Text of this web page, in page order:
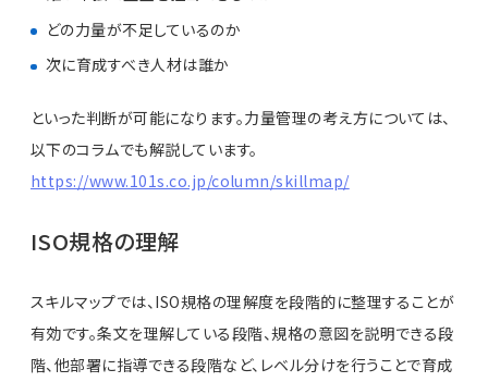
どの力量が不足しているのか
次に育成すべき人材は誰か
といった判断が可能になります。力量管理の考え方については、
以下のコラムでも解説しています。
https://www.101s.co.jp/column/skillmap/
ISO規格の理解
スキルマップでは、ISO規格の理解度を段階的に整理することが
有効です。条文を理解している段階、規格の意図を説明できる段
階、他部署に指導できる段階など、レベル分けを行うことで育成